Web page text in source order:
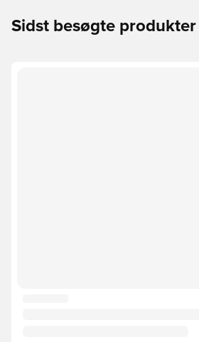
Sidst besøgte produkter